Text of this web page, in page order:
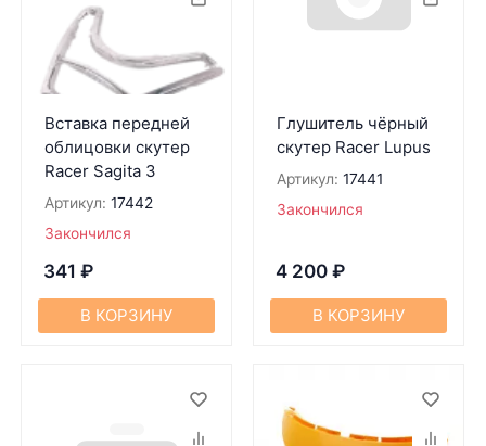
Вставка передней
облицовки скутер
Racer Sagita 3
Артикул: 17442
Закончился
341 ₽
В КОРЗИНУ
Глушитель чёрный
скутер Racer Lupus
Артикул: 17441
Закончился
4 200 ₽
В КОРЗИНУ